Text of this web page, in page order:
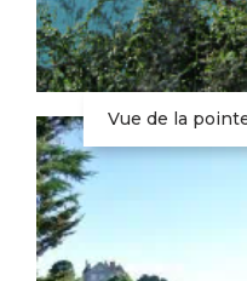
Vue de la